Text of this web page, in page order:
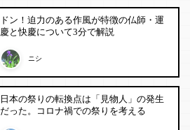
ドン！迫力のある作風が特徴の仏師・運
慶と快慶について3分で解説
ニシ
日本の祭りの転換点は「見物人」の発生
だった。コロナ禍での祭りを考える